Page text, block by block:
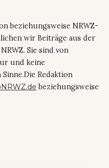
beziehungsweise NRWZ-
wir Beiträge aus der
Sie sind von
und keine
Redaktion
beziehungsweise